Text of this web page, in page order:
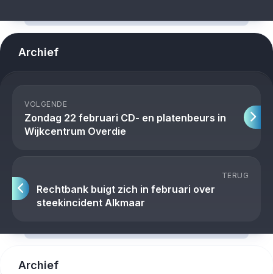
Archief
VOLGENDE
Zondag 22 februari CD- en platenbeurs in
Wijkcentrum Overdie
TERUG
Rechtbank buigt zich in februari over
steekincident Alkmaar
Archief